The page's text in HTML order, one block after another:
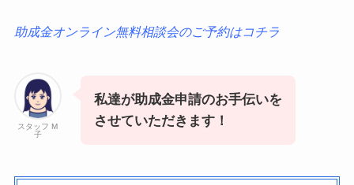
助成金オンライン無料相談会のご予約はコチラ
スタッフ M
子
私達が助成金申請のお手伝いを
させていただきます！